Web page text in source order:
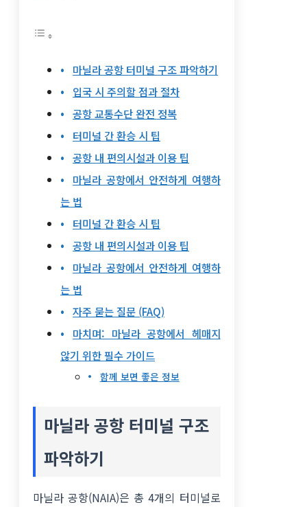
마닐라 공항 터미널 구조 파악하기
입국 시 주의할 점과 절차
공항 교통수단 완전 정복
터미널 간 환승 시 팁
공항 내 편의시설과 이용 팁
마닐라 공항에서 안전하게 여행하
는 법
터미널 간 환승 시 팁
공항 내 편의시설과 이용 팁
마닐라 공항에서 안전하게 여행하
는 법
자주 묻는 질문 (FAQ)
마치며: 마닐라 공항에서 헤매지
않기 위한 필수 가이드
함께 보면 좋은 정보
마닐라 공항 터미널 구조
파악하기
마닐라 공항(NAIA)은 총 4개의 터미널로